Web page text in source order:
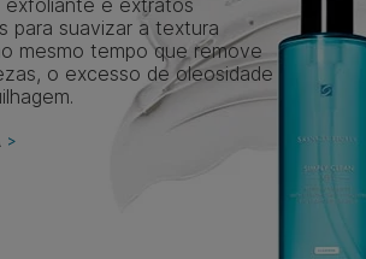
exfoliante e extratos
para suavizar a textura
mesmo tempo que remove
o excesso de oleosidade